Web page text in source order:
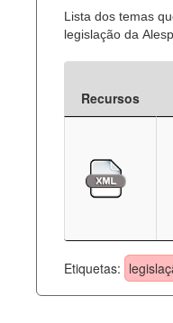
Lista dos temas
legislação da Alesp.
Recursos
Etiquetas: